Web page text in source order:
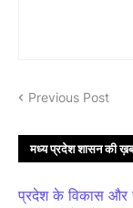
Previous Post
मध्य प्रदेश शासन की
प्रदेश के विकास और